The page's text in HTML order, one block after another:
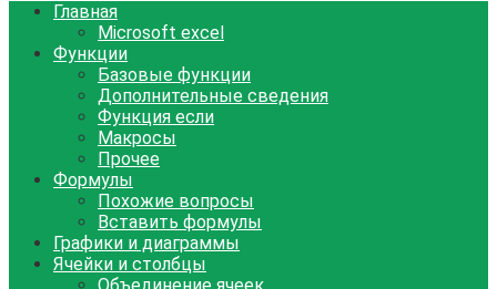
Главная
Microsoft excel
Функции
Базовые функции
Дополнительные сведения
Функция если
Макросы
Прочее
Формулы
Похожие вопросы
Вставить формулы
Графики и диаграммы
Ячейки и столбцы